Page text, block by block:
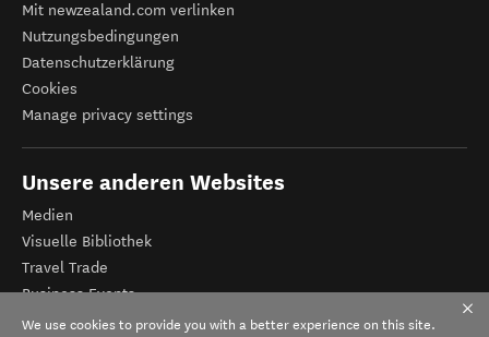
Mit newzealand.com verlinken
Nutzungsbedingungen
Datenschutzerklärung
Cookies
Manage privacy settings
Unsere anderen Websites
Medien
Visuelle Bibliothek
Travel Trade
Business Events
Tourismus Neuseeland
We use cookies to provide you with a better experience on this site.